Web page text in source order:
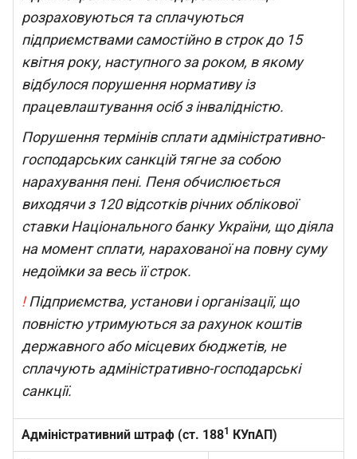
розраховуються та сплачуються
підприємствами самостійно в строк до 15
квітня року, наступного за роком, в якому
відбулося порушення нормативу із
працевлаштування осіб з інвалідністю.
Порушення термінів сплати адміністративно-
господарськихсанкцій тягне за собою
нарахування пені. Пеня обчислюється
виходячи з 120 відсотків річних облікової
ставки Національного банку України, що діяла
на момент сплати, нарахованої на повну суму
недоїмки за весь її строк.
!Підприємства, установи і організації, що
повністю утримуються за рахунок коштів
державного або місцевих бюджетів, не
сплачують адміністративно-господарські
санкції.
Адміністративний штраф (ст. 1881 КУпАП)